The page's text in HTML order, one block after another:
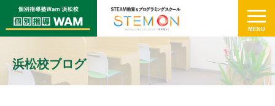
浜松校ブログ